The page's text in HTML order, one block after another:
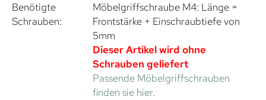
Benötigte
Schrauben:
Möbelgriffschraube M4: Länge =
Frontstärke + Einschraubtiefe von
5mm
Dieser Artikel wird ohne
Schrauben geliefert
Passende Möbelgriffschrauben
finden sie hier.